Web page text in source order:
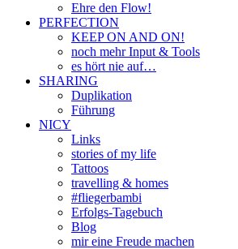
Ehre den Flow!
PERFECTION
KEEP ON AND ON!
noch mehr Input & Tools
es hört nie auf…
SHARING
Duplikation
Führung
NICY
Links
stories of my life
Tattoos
travelling & homes
#fliegerbambi
Erfolgs-Tagebuch
Blog
mir eine Freude machen